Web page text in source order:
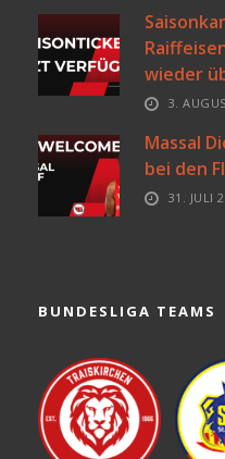
wieder
3.
Massal
bei den
31. JULI
BUNDESLIGA TEAMS